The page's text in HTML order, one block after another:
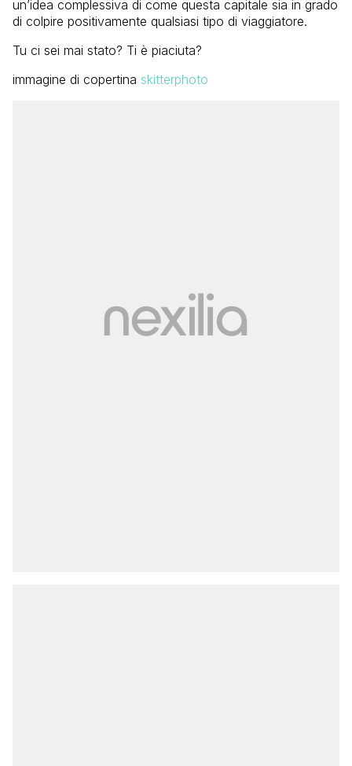
un’idea complessiva di come questa capitale sia in grado
di colpire positivamente qualsiasi tipo di viaggiatore.
Tu ci sei mai stato? Ti è piaciuta?
immagine di copertina skitterphoto